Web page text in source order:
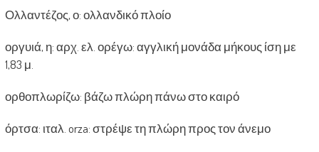
Ολλαντέζος, ο: ολλανδικό πλοίο
οργυιά, η: αρχ. ελ. ορέγω: αγγλική μονάδα μήκους ίση με
1,83 μ.
ορθοπλωρίζω: βάζω πλώρη πάνω στο καιρό
όρτσα: ιταλ. orza: στρέψε τη πλώρη προς τον άνεμο